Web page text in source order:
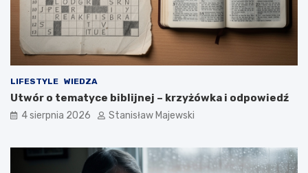
LIFESTYLE WIEDZA
Utwór o tematyce biblijnej – krzyżówka i odpowiedź
4 sierpnia 2026 Stanisław Majewski